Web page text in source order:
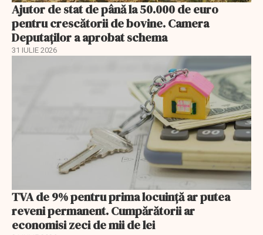
Ajutor de stat de până la 50.000 de euro
pentru crescătorii de bovine. Camera
Deputaților a aprobat schema
31 IULIE 2026
TVA de 9% pentru prima locuință ar putea
reveni permanent. Cumpărătorii ar
economisi zeci de mii de lei